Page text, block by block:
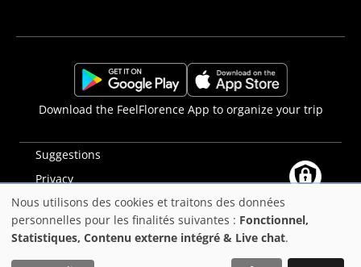
Suggestions
Privacy
Déclaration d'accessibilité
PON Metro
https://play.google.com/store/apps/details?
https://apps.apple.com/it/app/
Download the FeelFlorence App to organize your trip
©2025 Comune di Firenze
Utilisation
des
Nous utilisons des cookies et traitons des données
personnelles pour les finalités suivantes : Fonctionnel,
Statistiques, Contenu externe intégré & Live chat.